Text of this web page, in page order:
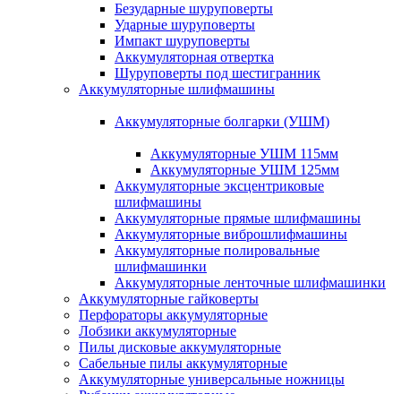
Безударные шуруповерты
Ударные шуруповерты
Импакт шуруповерты
Аккумуляторная отвертка
Шуруповерты под шестигранник
Аккумуляторные шлифмашины
Аккумуляторные болгарки (УШМ)
Аккумуляторные УШМ 115мм
Аккумуляторные УШМ 125мм
Аккумуляторные эксцентриковые
шлифмашины
Аккумуляторные прямые шлифмашины
Аккумуляторные виброшлифмашины
Аккумуляторные полировальные
шлифмашинки
Аккумуляторные ленточные шлифмашинки
Аккумуляторные гайковерты
Перфораторы аккумуляторные
Лобзики аккумуляторные
Пилы дисковые аккумуляторные
Сабельные пилы аккумуляторные
Аккумуляторные универсальные ножницы